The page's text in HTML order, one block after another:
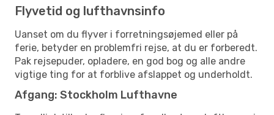
Flyvetid og lufthavnsinfo
Uanset om du flyver i forretningsøjemed eller på
ferie, betyder en problemfri rejse, at du er forberedt.
Pak rejsepuder, opladere, en god bog og alle andre
vigtige ting for at forblive afslappet og underholdt.
Afgang: Stockholm Lufthavne